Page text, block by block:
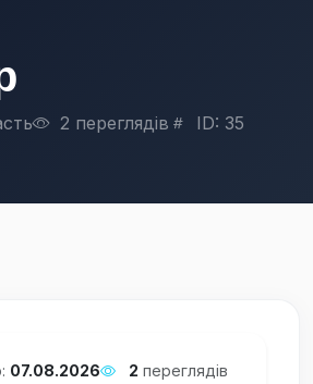
2 переглядів ID: 35
07.08.2026 2 переглядів